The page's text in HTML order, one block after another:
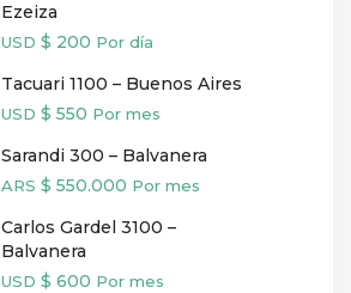
Ezeiza
USD $ 200 Por día
Tacuari 1100 – Buenos Aires
USD $ 550 Por mes
Sarandi 300 – Balvanera
ARS $ 550.000 Por mes
Carlos Gardel 3100 –
Balvanera
USD $ 600 Por mes